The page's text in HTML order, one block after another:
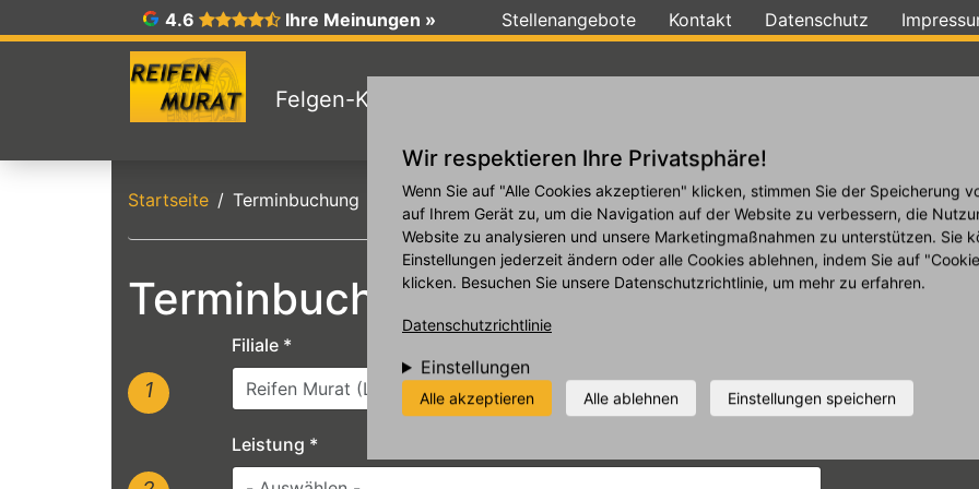
Wir respektieren Ihre Privatsphäre!
Wenn Sie auf "Alle Cookies akzeptieren" klicken, stimmen Sie der Speicherung
auf Ihrem Gerät zu, um die Navigation auf der Website zu verbessern, die
Website zu analysieren und unsere Marketingmaßnahmen zu unterstützen. Sie
Einstellungen jederzeit ändern oder alle Cookies ablehnen, indem Sie auf
klicken. Besuchen Sie unsere Datenschutzrichtlinie, um mehr zu erfahren.
Datenschutzrichtlinie
Einstellungen
Alle akzeptieren Alle ablehnen Einstellungen speichern
Felgen-Konfigurator
Stellenangebote Kontakt Datenschutz
4.6 Ihre Meinungen »
Startseite Terminbuchung
Terminbuchung
1
Filiale *
Leistung *
27 28 29 30 31 1
17
18 19 20
24
25 26 27 28 29
31
1 2 3 4 5
Heute